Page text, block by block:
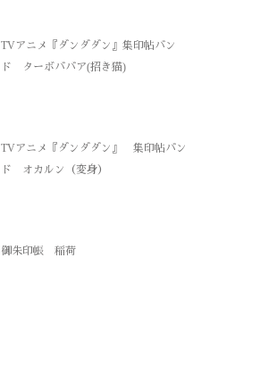
TVアニメ『ダンダダン』集印帖バン
ド ターボババア(招き猫)
TVアニメ『ダンダダン』 集印帖バン
ド オカルン（変身）
御朱印帳 稲荷